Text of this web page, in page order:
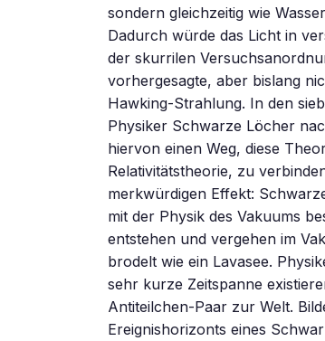
sondern gleichzeitig wie
Dadurch würde das Licht in
der skurrilen
vorhergesagte, aber bislang
Hawking-Strahlung. In den
Physiker Schwarze Löcher
hiervon einen Weg, diese
Relativitätstheorie, zu
merkwürdigen Effekt:
mit der Physik des Vakuums
entstehen und vergehen im
brodelt wie ein Lavasee.
sehr kurze Zeitspanne
Antiteilchen-Paar zur Welt.
Ereignishorizonts eines